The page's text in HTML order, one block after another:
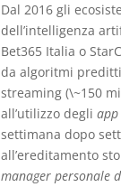
Dal 2016 gli
dell’intelligenza
Bet365 Italia o
da algoritmi
streaming (\~150
all’utilizzo degli
settimana dopo
all’ereditamento
manager personale